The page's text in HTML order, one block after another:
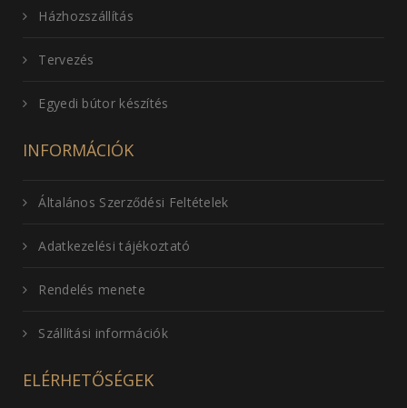
Házhozszállítás
Tervezés
Egyedi bútor készítés
INFORMÁCIÓK
Általános Szerződési Feltételek
Adatkezelési tájékoztató
Rendelés menete
Szállítási információk
ELÉRHETŐSÉGEK